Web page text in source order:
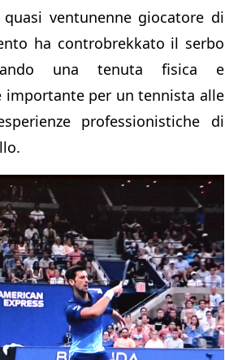
ventunenne giocatore di
ha controbrekkato il serbo
una tenuta fisica e
importante per un tennista alle
professionistiche di